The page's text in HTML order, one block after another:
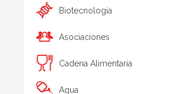
Biotecnologia
Asociaciones
Cadena Alimentaria
Agua